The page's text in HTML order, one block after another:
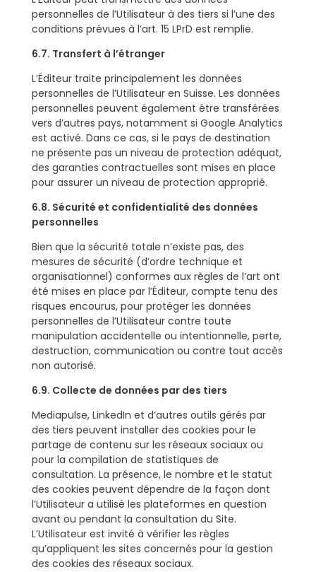
personnelles de l’Utilisateur à des tiers si l’une des
conditions prévues à l’art. 15 LPrD est remplie.
6.7. Transfert à l’étranger
L’Éditeur traite principalement les données
personnelles de l’Utilisateur en Suisse. Les données
personnelles peuvent également être transférées
vers d’autres pays, notamment si Google Analytics
est activé. Dans ce cas, si le pays de destination
ne présente pas un niveau de protection adéquat,
des garanties contractuelles sont mises en place
pour assurer un niveau de protection approprié.
6.8. Sécurité et confidentialité des données
personnelles
Bien que la sécurité totale n’existe pas, des
mesures de sécurité (d’ordre technique et
organisationnel) conformes aux règles de l’art ont
été mises en place par l’Éditeur, compte tenu des
risques encourus, pour protéger les données
personnelles de l’Utilisateur contre toute
manipulation accidentelle ou intentionnelle, perte,
destruction, communication ou contre tout accès
non autorisé.
6.9. Collecte de données par des tiers
Mediapulse, LinkedIn et d’autres outils gérés par
des tiers peuvent installer des cookies pour le
partage de contenu sur les réseaux sociaux ou
pour la compilation de statistiques de
consultation. La présence, le nombre et le statut
des cookies peuvent dépendre de la façon dont
l’Utilisateur a utilisé les plateformes en question
avant ou pendant la consultation du Site.
L’Utilisateur est invité à vérifier les règles
qu’appliquent les sites concernés pour la gestion
des cookies des réseaux sociaux.